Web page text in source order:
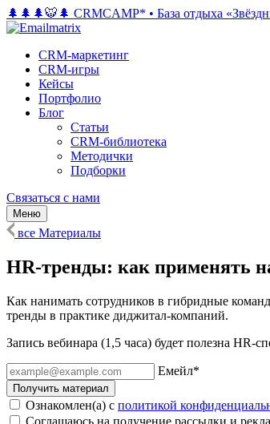
🌲🌲🌲🐯🌲 CRMCAMP* • База отдыха
CRM-маркетинг
CRM-игры
Кейсы
Портфолио
Блог
Статьи
CRM-библиотека
Методички
Подборки
Связаться с нами
Меню
все Материалы
HR-тренды: как применять
Как нанимать сотрудников в гибридные
тренды в практике диджитал-компаний.
Запись вебинара (1,5 часа) будет полезна HR-
Емейл*
Получить материал
Ознакомлен(а) с политикой
Соглашаюсь на получение рассылки и